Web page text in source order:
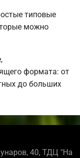
типовые
можно
формата: от
до больших
40, ТДЦ "На